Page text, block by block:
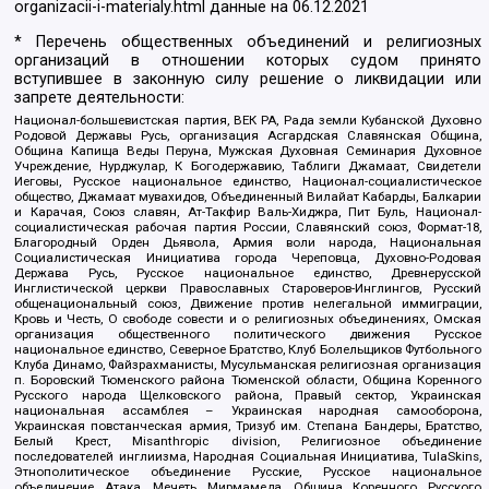
organizacii-i-materialy.html данные на06.12.2021
* Перечень общественных объединений и религиозных
организаций в отношении которых судом принято
вступившее в законную силу решение о ликвидации или
запрете деятельности:
Национал-большевистская партия, ВЕК РА, Рада земли Кубанской Духовно
Родовой Державы Русь, организация Асгардская Славянская Община,
Община Капища Веды Перуна, Мужская Духовная Семинария Духовное
Учреждение, Нурджулар, К Богодержавию, Таблиги Джамаат, Свидетели
Иеговы, Русское национальное единство, Национал-социалистическое
общество, Джамаат мувахидов, Объединенный Вилайат Кабарды, Балкарии
и Карачая, Союз славян, Ат-Такфир Валь-Хиджра, Пит Буль, Национал-
социалистическая рабочая партия России, Славянский союз, Формат-18,
Благородный Орден Дьявола, Армия воли народа, Национальная
Социалистическая Инициатива города Череповца, Духовно-Родовая
Держава Русь, Русское национальное единство, Древнерусской
Инглистической церкви Православных Староверов-Инглингов, Русский
общенациональный союз, Движение против нелегальной иммиграции,
Кровь и Честь, О свободе совести и о религиозных объединениях, Омская
организация общественного политического движения Русское
национальное единство, Северное Братство, Клуб Болельщиков Футбольного
Клуба Динамо, Файзрахманисты, Мусульманская религиозная организация
п. Боровский Тюменского района Тюменской области, Община Коренного
Русского народа Щелковского района, Правый сектор, Украинская
национальная ассамблея – Украинская народная самооборона,
Украинская повстанческая армия, Тризуб им. Степана Бандеры, Братство,
Белый Крест, Misanthropic division, Религиозное объединение
последователей инглиизма, Народная Социальная Инициатива, TulaSkins,
Этнополитическое объединение Русские, Русское национальное